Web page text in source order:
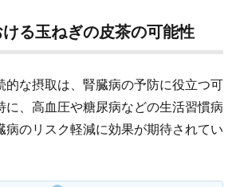
る玉ねぎの皮茶の可能性
的な摂取は、腎臓病の予防に役立つ可
に、高血圧や糖尿病などの生活習慣病
病のリスク軽減に効果が期待されてい